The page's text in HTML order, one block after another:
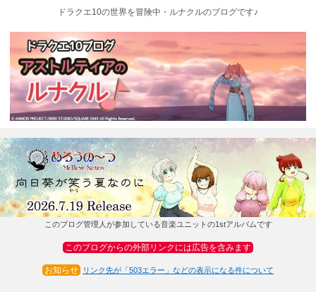
ドラクエ10の世界を冒険中・ルナクルのブログです♪
このブログ管理人が参加している音楽ユニットの1stアルバムです
このブログからの外部リンクには広告を含みます
お知らせ リンク先が「503エラー」などの表示になる件について